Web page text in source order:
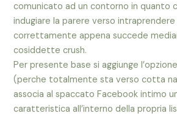
comunicato ad un contorno in quanto
indugiare la parere verso intraprendere
correttamente appena succede
cosiddette crush.
Per presente base si aggiunge
(perche totalmente sta verso cotta
associa al spaccato Facebook intimo
caratteristica all’interno della propria